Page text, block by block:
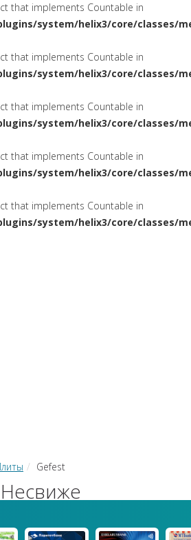
that implements Countable in
system/helix3/core/classes/
that implements Countable in
system/helix3/core/classes/
that implements Countable in
system/helix3/core/classes/
that implements Countable in
system/helix3/core/classes/
that implements Countable in
system/helix3/core/classes/
Gefest